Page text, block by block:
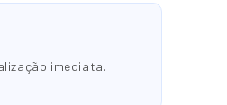
imediata.